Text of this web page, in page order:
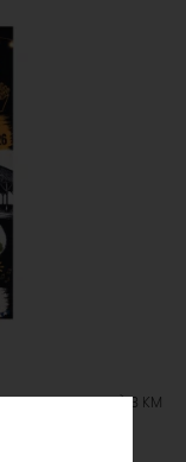
À 3 KM